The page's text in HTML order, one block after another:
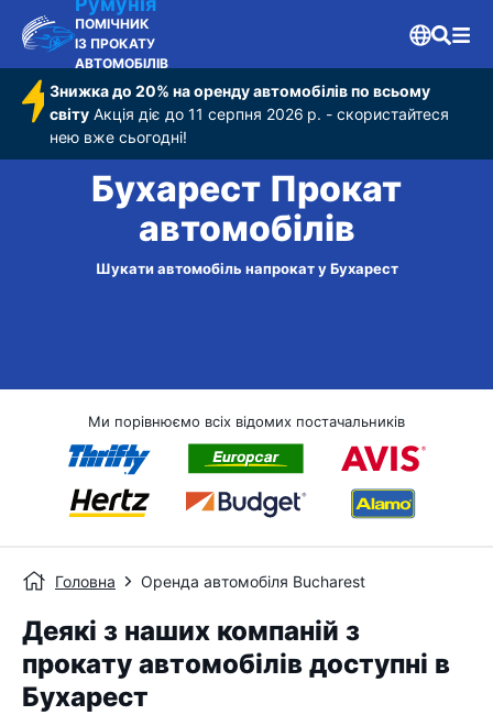
ПОМІЧНИК
ІЗ ПРОКАТУ
АВТОМОБІЛІВ
Знижка до 20% на оренду автомобілів по всьому
світу Акція діє до 11 серпня 2026 р. - скористайтеся
нею вже сьогодні!
Бухарест Прокат
автомобілів
Шукати автомобіль напрокат у Бухарест
Ми порівнюємо всіх відомих постачальників
Головна Оренда автомобіля Bucharest
Деякі з наших компаній з
прокату автомобілів доступні в
Бухарест